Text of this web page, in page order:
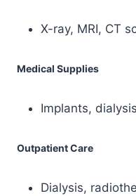
X-ray, MRI, CT
Medical Supplies
Implants,
Outpatient Care
Dialysis,